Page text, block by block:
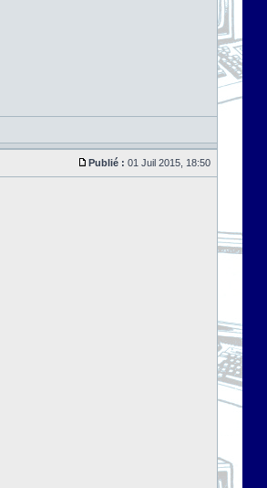
Publié : 01 Juil 2015, 18:50